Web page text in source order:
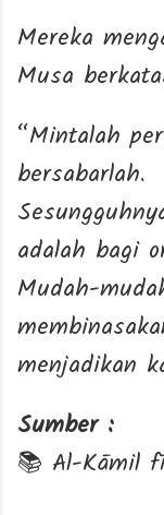
Mereka
Musa
“Mintalah
bersabarlah.
adalah bagi
Mudah-
menjadikan
Sumber :
📚 Al-Kāmil